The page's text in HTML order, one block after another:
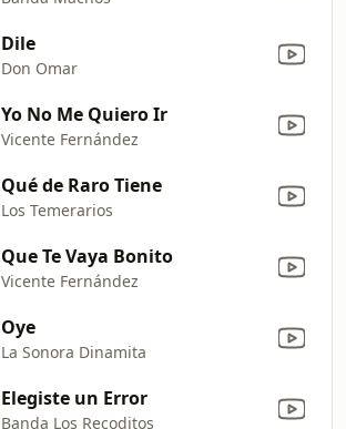
Dile
Don Omar
Yo No Me Quiero Ir
Vicente Fernández
Qué de Raro Tiene
Los Temerarios
Que Te Vaya Bonito
Vicente Fernández
Oye
La Sonora Dinamita
Elegiste un Error
Banda Los Recoditos